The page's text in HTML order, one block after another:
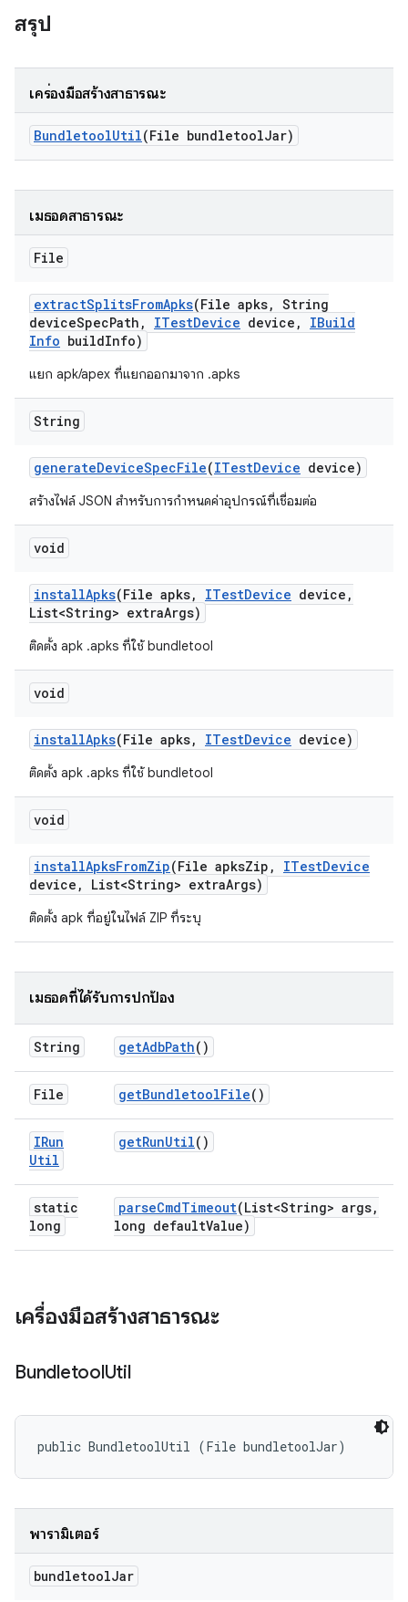
สรุป
เครื่องมือสร้างสาธารณะ
BundletoolUtil(File bundletoolJar)
เมธอดสาธารณะ
File
extractSplitsFromApks(File apks, String
deviceSpecPath , ITestDevice device ,
IBuild
Info buildInfo)
แยก apk/apex ที่แยกออกมาจาก .apks
String
generateDeviceSpecFile(ITestDevice device)
สร้างไฟล์ JSON สำหรับการกำหนดค่าอุปกรณ์ที่เชื่อมต่อ
void
installApks(File apks, ITestDevice device ,
List<String> extraArgs)
ติดตั้ง apk .apks ที่ใช้ bundletool
void
installApks(File apks, ITestDevice device)
ติดตั้ง apk .apks ที่ใช้ bundletool
void
installApksFromZip(File apksZip , ITestDevice
device , List<String> extraArgs)
ติดตั้ง apk ที่อยู่ในไฟล์ ZIP ที่ระบุ
เมธอดที่ได้รับการปกป้อง
String getAdbPath()
File getBundletoolFile()
IRun
Util
getRunUtil()
static
long
parseCmdTimeout(List<String> args,
long defaultValue)
เครื่องมือสร้างสาธารณะ
BundletoolUtil
public BundletoolUtil (File bundletoolJar)
พารามิเตอร์
bundletoolJar